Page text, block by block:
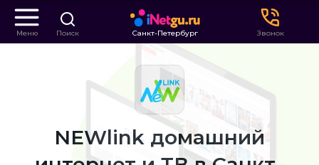
Меню Поиск Санкт-Петербург Звонок
NEWlink домашний